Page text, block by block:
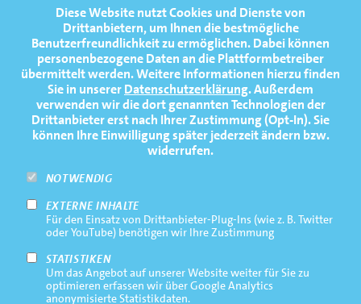
Diese Website nutzt Cookies und Dienste von
Drittanbietern, um Ihnen die bestmögliche
Benutzerfreundlichkeit zu ermöglichen.Dabei können
personenbezogene Daten an die Plattformbetreiber
übermittelt werden. Weitere Informationen hierzu finden
Sie in unsererDatenschutzerklärung. Außerdem
verwenden wir die dort genannten Technologien der
Drittanbieter erst nach Ihrer Zustimmung (Opt-In). Sie
können Ihre Einwilligung später jederzeit ändern bzw.
widerrufen.
NOTWENDIG
EXTERNE INHALTE
Für den Einsatz von Drittanbieter-Plug-Ins (wie z. B. Twitter
oder YouTube) benötigen wir Ihre Zustimmung
STATISTIKEN
Um das Angebot auf unserer Website weiter für Sie zu
optimieren erfassen wir über Google Analytics
anonymisierte Statistikdaten.
FOOTERNAVIGATION
NEWS
TERMINE
MEDIATHEK
PRESSE
FAQ
NEWSLETTER
Footernavigation
Bottom
Impressum
Datenschutz